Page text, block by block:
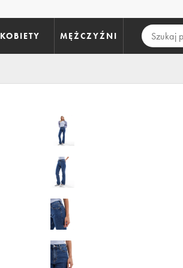
KOBIETY MĘŻCZYŹNI